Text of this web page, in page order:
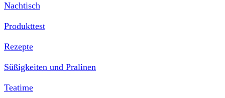
Nachtisch
Produkttest
Rezepte
Süßigkeiten und Pralinen
Teatime